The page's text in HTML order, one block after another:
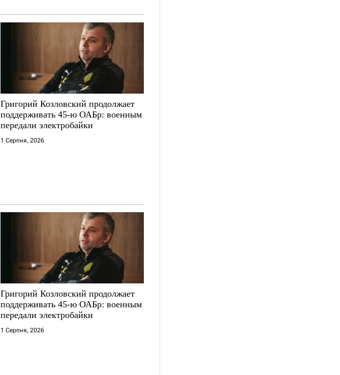
Григорий Козловский продолжает
поддерживать 45-ю ОАБр: военным
передали электробайки
1 Серпня, 2026
Григорий Козловский продолжает
поддерживать 45-ю ОАБр: военным
передали электробайки
1 Серпня, 2026